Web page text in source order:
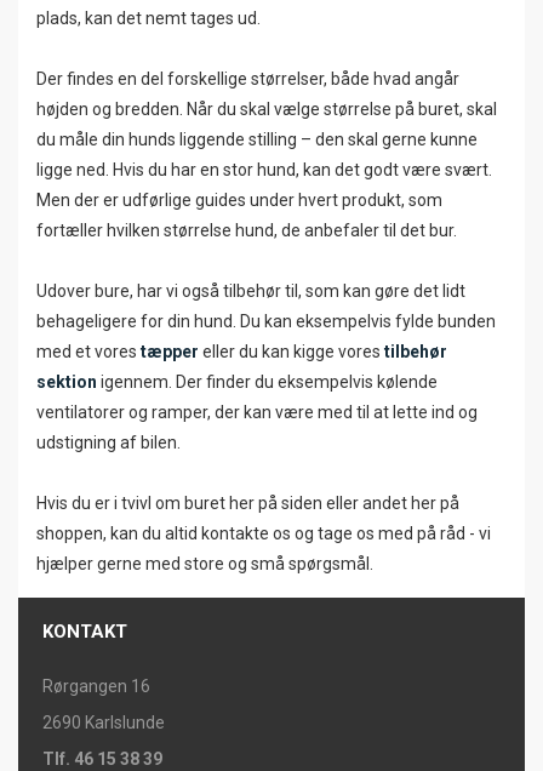
plads, kan det nemt tages ud.
Der findes en del forskellige størrelser, både hvad angår
højden og bredden. Når du skal vælge størrelse på buret, skal
du måle din hunds liggende stilling – den skal gerne kunne
ligge ned. Hvis du har en stor hund, kan det godt være svært.
Men der er udførlige guides under hvert produkt, som
fortæller hvilken størrelse hund, de anbefaler til det bur.
Udover bure, har vi også tilbehør til, som kan gøre det lidt
behageligere for din hund. Du kan eksempelvis fylde bunden
med et vores tæpper eller du kan kigge vores tilbehør
sektion igennem. Der finder du eksempelvis kølende
ventilatorer og ramper, der kan være med til at lette ind og
udstigning af bilen.
Hvis du er i tvivl om buret her på siden eller andet her på
shoppen, kan du altid kontakte os og tage os med på råd - vi
hjælper gerne med store og små spørgsmål.
KONTAKT
Rørgangen 16
2690 Karlslunde
Tlf. 46 15 38 39